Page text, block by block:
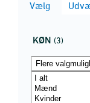
Vælg
KØN (3)